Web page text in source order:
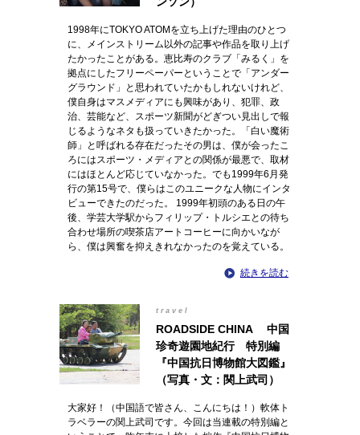
1998年にTOKYO ATOMを立ち上げた理由のひとつ
に、メインストリーム以外の記事や作品を取り上げ
たかったことがある。恵比寿のクラブ「みるく」を
拠点にしたフリーペーパーということで「アンダー
グラウンド」と思われていたかもしれないけれど、
僕自身はマスメディアにも興味があり、犯罪、政
治、芸能など、スポーツ新聞がどぎつい見出しで報
じるようなネタも扱っていきたかった。「白い魔術
師」と呼ばれる存在だったその男は、僕が会ったこ
ろにはスポーツ・メディアとの関係が最悪で、取材
にはほとんど応じていなかった。でも1999年6月発
行の第15号で、僕らはこのユニークな人物にインタ
ビューできたのだった。 1999年初頭のある日の午
後、学芸大学駅からフィリップ・トルシエとの待ち
合わせ場所の喫茶店アートコーヒーに向かいなが
ら、僕は興奮を抑えきれなかったのを覚えている。
続きを読む
travel
ROADSIDE CHINA 中国
珍奇遊園地紀行 特別編
『中国抗日博物館大図鑑』
（写真・文：関上武司）
大家好！（中国語で皆さん、こんにちは！）軟体ト
ラベラーの関上武司です。今回は当連載の特別編と